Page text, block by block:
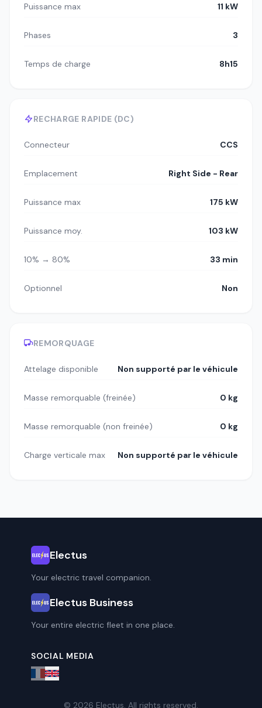
Puissance max 11 kW
Phases 3
Temps de charge 8h15
RECHARGE RAPIDE (DC)
Connecteur CCS
Emplacement Right Side - Rear
Puissance max 175 kW
Puissance moy. 103 kW
10% → 80% 33 min
Optionnel Non
REMORQUAGE
Attelage disponible Non supporté par le véhicule
Masse remorquable (freinée) 0 kg
Masse remorquable (non freinée) 0 kg
Charge verticale max Non supporté par le véhicule
Electus
Your electric travel companion.
Electus Business
Your entire electric fleet in one place.
SOCIAL MEDIA
© 2026 Electus. All rights reserved.